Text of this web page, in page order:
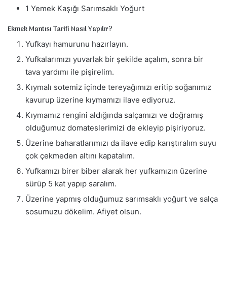
1 Yemek Kaşığı Sarımsaklı Yoğurt
Ekmek Mantısı Tarifi Nasıl Yapılır?
Yufkayı hamurunu hazırlayın.
Yufkalarımızı yuvarlak bir şekilde açalım, sonra bir
tava yardımı ile pişirelim.
Kıymalı sotemiz içinde tereyağımızı eritip soğanımız
kavurup üzerine kıymamızı ilave ediyoruz.
Kıymamız rengini aldığında salçamızı ve doğramış
olduğumuz domateslerimizi de ekleyip pişiriyoruz.
Üzerine baharatlarımızı da ilave edip karıştıralım suyu
çok çekmeden altını kapatalım.
Yufkamızı birer biber alarak her yufkamızın üzerine
sürüp 5 kat yapıp saralım.
Üzerine yapmış olduğumuz sarımsaklı yoğurt ve salça
sosumuzu dökelim. Afiyet olsun.